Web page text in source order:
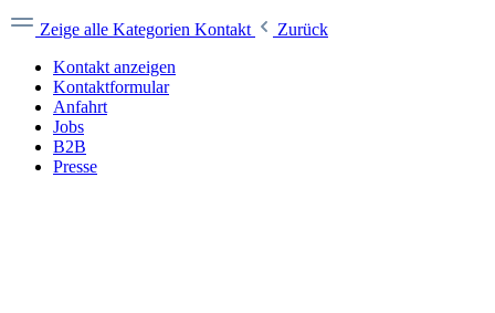
Zeige alle Kategorien Kontakt
Zurück
Kontakt anzeigen
Kontaktformular
Anfahrt
Jobs
B2B
Presse